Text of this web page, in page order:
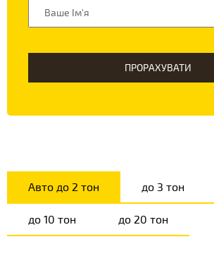
ПРОРАХУВАТИ
Авто до 2 тон до 3 тон
до 10 тон до 20 тон